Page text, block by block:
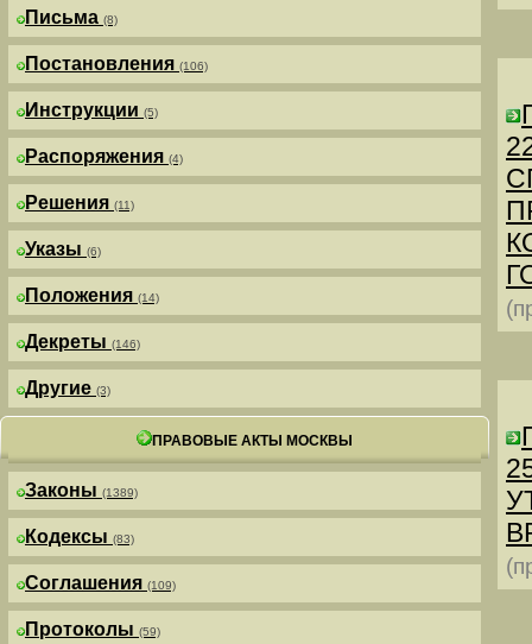
Письма (8)
Постановления (106)
Инструкции (5)
Распоряжения (4)
Решения (11)
Указы (6)
Положения (14)
Декреты (146)
Другие (3)
ПРАВОВЫЕ АКТЫ МОСКВЫ
Законы (1389)
Кодексы (83)
Соглашения (109)
Протоколы (59)